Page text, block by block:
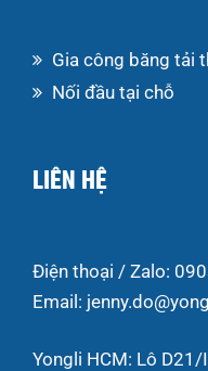
Gia công băng tải
Nối đầu tại chỗ
LIÊN HỆ
Điện thoại / Zalo:
Email:
Yongli HCM: Lô